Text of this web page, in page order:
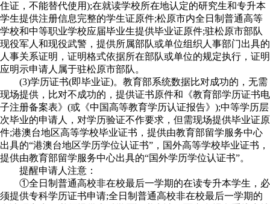
住证，不能替代使用);在就读学校所在地认定的研究生和专升本
学生提供注册信息完整的学生证原件;松原市内全日制普通高等
学校和中等职业学校应届毕业生提供毕业证原件;驻松原市部队
现役军人和现役武警，提供所属部队或单位组织人事部门出具的
人事关系证明，证明格式依据所在部队或单位的规定执行，证明
应明示申请人属于驻松原市部队。
(3)学历证书(即毕业证)。教育部系统数据比对成功的，无需
现场提供，比对不成功的，提供证书原件和《教育部学历证书电
子注册备案表》(或《中国高等教育学历认证报告》);中等学历层
次毕业的申请人，对学历验证不作要求，但需现场提供毕业证原
件;港澳台地区高等学校毕业证书，提供由教育部留学服务中心
出具的“港澳台地区学历学位认证书”，国外高等学校毕业证书，
提供由教育部留学服务中心出具的“国外学历学位认证书”。
提醒申请人注意：
①全日制普通高校非在校最后一学期的在读专升本学生，必
须提供专科学历证书申请;全日制普通高校非在校最后一学期的